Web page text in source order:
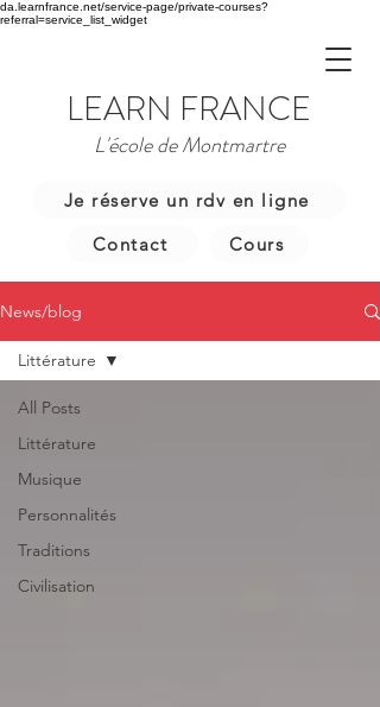
da.learnfrance.net/service-page/private-courses?
referral=service_list_widget
LEARN FRANCE
L'école de Montmartre
Je réserve un rdv en ligne
Contact
Cours
News/blog
All Posts
Littérature
Musique
Personnalités
Traditions
Civilisation
Littérature